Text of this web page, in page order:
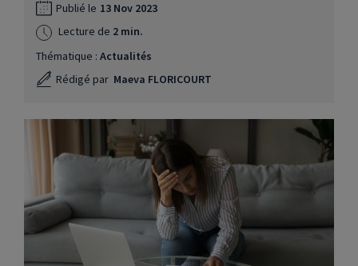
Publié le 13 Nov 2023
Lecture de 2 min.
Thématique : Actualités
Rédigé par Maeva FLORICOURT